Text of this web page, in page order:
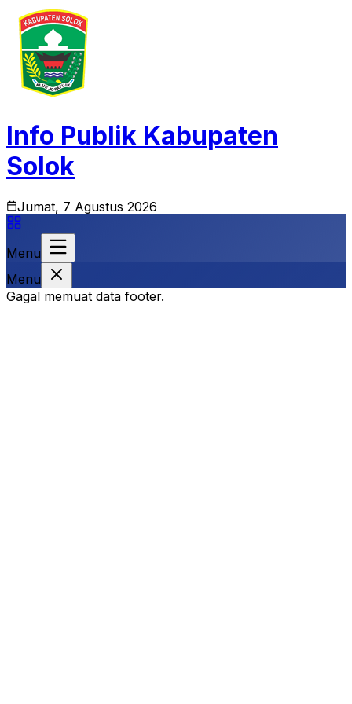
Info Publik Kabupaten
Solok
Jumat, 7 Agustus 2026
Menu
Menu
Gagal memuat data footer.